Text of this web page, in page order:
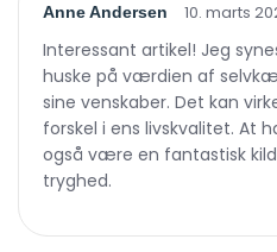
Anne Andersen 10. marts
Interessant artikel! Jeg
huske på værdien af
sine venskaber. Det kan
forskel i ens livskvalitet. At
også være en fantastisk
tryghed.